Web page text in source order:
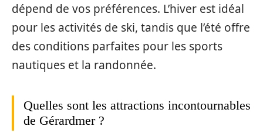
dépend de vos préférences. L’hiver est idéal
pour les activités de ski, tandis que l’été offre
des conditions parfaites pour les sports
nautiques et la randonnée.
Quelles sont les attractions incontournables
de Gérardmer ?